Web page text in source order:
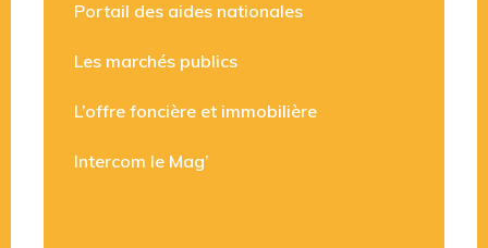
Nos entreprises en vidéo
Portail des aides nationales
Les marchés publics
L’offre foncière et immobilière